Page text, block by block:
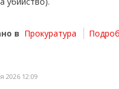
в Прокуратура
2026 12:09